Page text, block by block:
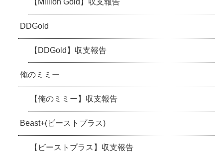
DDGold
【DDGold】収支報告
俺のミミー
【俺のミミー】収支報告
Beast+(ビーストプラス)
【ビーストプラス】収支報告